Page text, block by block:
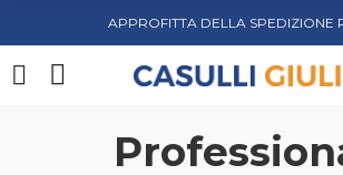
APPROFITTA DELLA SPEDIZIONE